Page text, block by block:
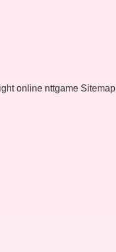
online nttgame Sitemap